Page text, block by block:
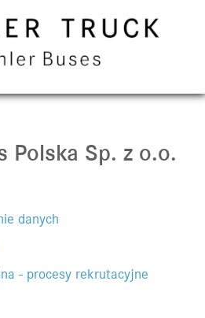
Polska Sp. z o.o.
danych
- procesy rekrutacyjne